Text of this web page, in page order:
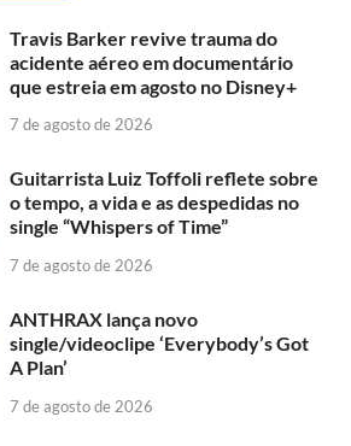
Travis Barker revive trauma do
acidente aéreo em documentário
que estreia em agosto no Disney+
7 de agosto de 2026
Guitarrista Luiz Toffoli reflete sobre
o tempo, a vida e as despedidas no
single “Whispers of Time”
7 de agosto de 2026
ANTHRAX lança novo
single/videoclipe ‘Everybody’s Got
A Plan’
7 de agosto de 2026